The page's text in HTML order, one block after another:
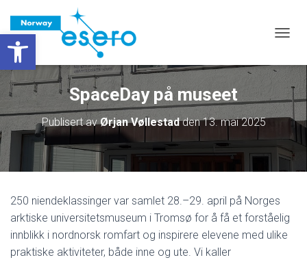
Vis verktøylinjen
SpaceDay på museet
Publisert avØrjan Vøllestadden13. mai 2025
250 niendeklassinger var samlet 28.–29. april på Norges
arktiske universitetsmuseum i Tromsø for å få et forståelig
innblikk i nordnorsk romfart og inspirere elevene med ulike
praktiske aktiviteter, både inne og ute. Vi kaller